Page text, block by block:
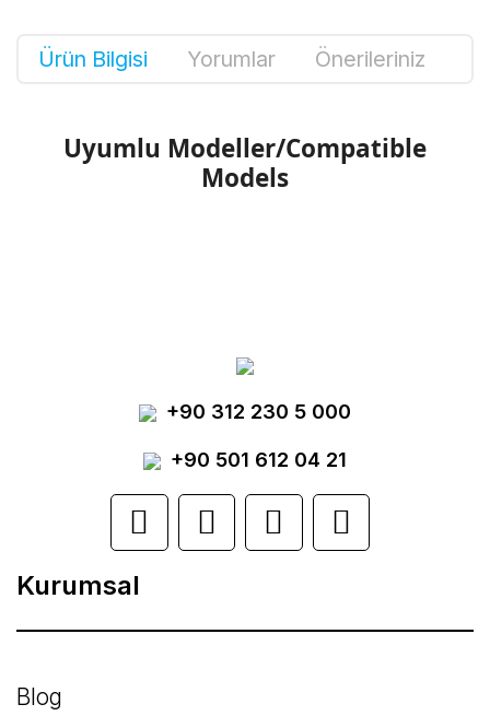
Ürün Bilgisi Yorumlar Önerileriniz
Uyumlu Modeller/Compatible
Models
Yorum Yaz
Ürün resmi kalitesiz, bozuk veya
görüntülenemiyor.
Ürün açıklamasında eksik bilgiler bulunuyor.
Ürün bilgilerinde hatalar bulunuyor.
Ürün fiyatı diğer sitelerden daha pahalı.
Bu ürüne benzer farklı alternatifler olmalı.
+90 312 230 5 000
+90 501 612 04 21
Kurumsal
Blog